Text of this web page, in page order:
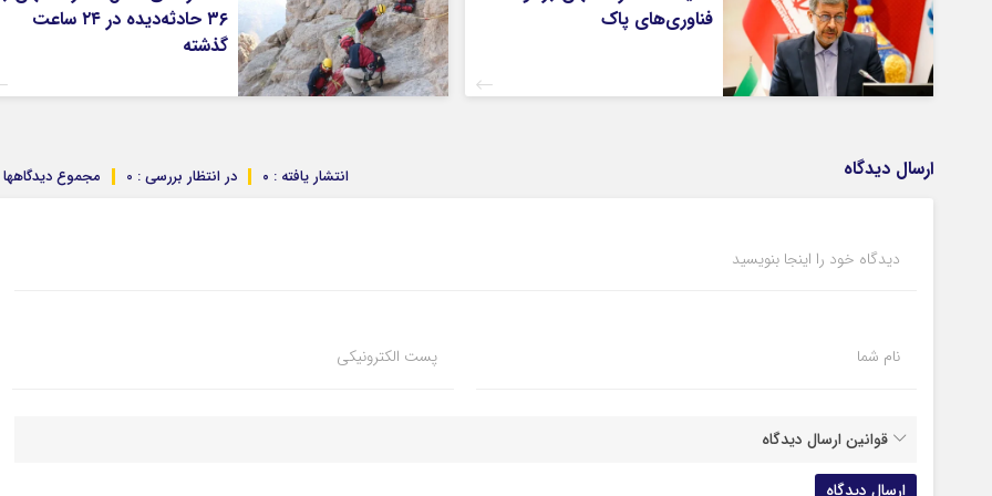
فناوری‌های پاک
۳۶ حادثه‌دیده در ۲۴ ساعت
گذشته
ارسال دیدگاه مجموع دیدگاهها در انتظار بررسی : 0 انتشار یافته : ۰
دیدگاه خود را اینجا بنویسید
نام شما پست الکترونیکی
قوانین ارسال دیدگاه